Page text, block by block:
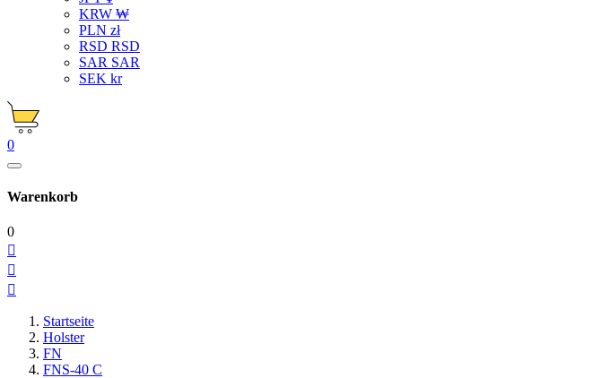
KRW ₩
PLN zł
RSD RSD
SAR SAR
SEK kr
0
Warenkorb
0



Startseite
Holster
FN
FNS-40 C